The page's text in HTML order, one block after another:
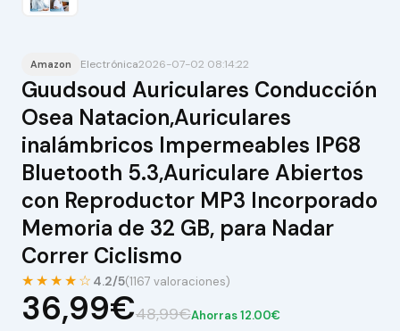
Amazon Electrónica2026-07-02 08:14:22
Guudsoud Auriculares Conducción
Osea Natacion,Auriculares
inalámbricos Impermeables IP68
Bluetooth 5.3,Auriculare Abiertos
con Reproductor MP3 Incorporado
Memoria de 32 GB, para Nadar
Correr Ciclismo
★★★★☆ 4.2/5(1167 valoraciones)
36,99€48,99€Ahorras 12.00€